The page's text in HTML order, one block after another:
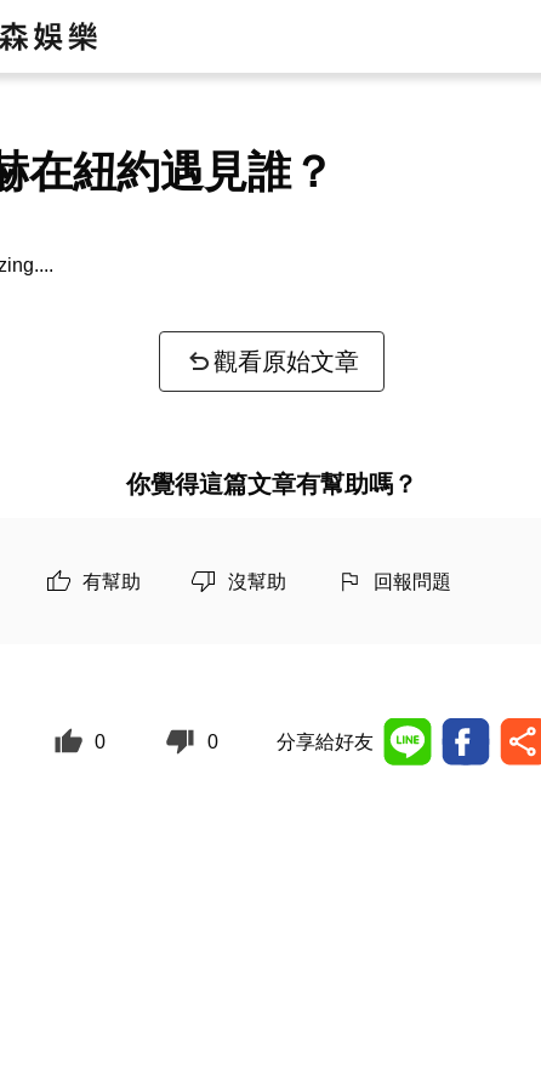
在紐約遇見誰？
觀看原始文章
你覺得這篇文章有幫助嗎？
有幫助 沒幫助 回報問題
0 0 分享給好友